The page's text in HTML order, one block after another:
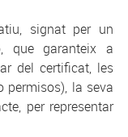
signat per un
que garanteix a
del certificat, les
permisos), la seva
per representar